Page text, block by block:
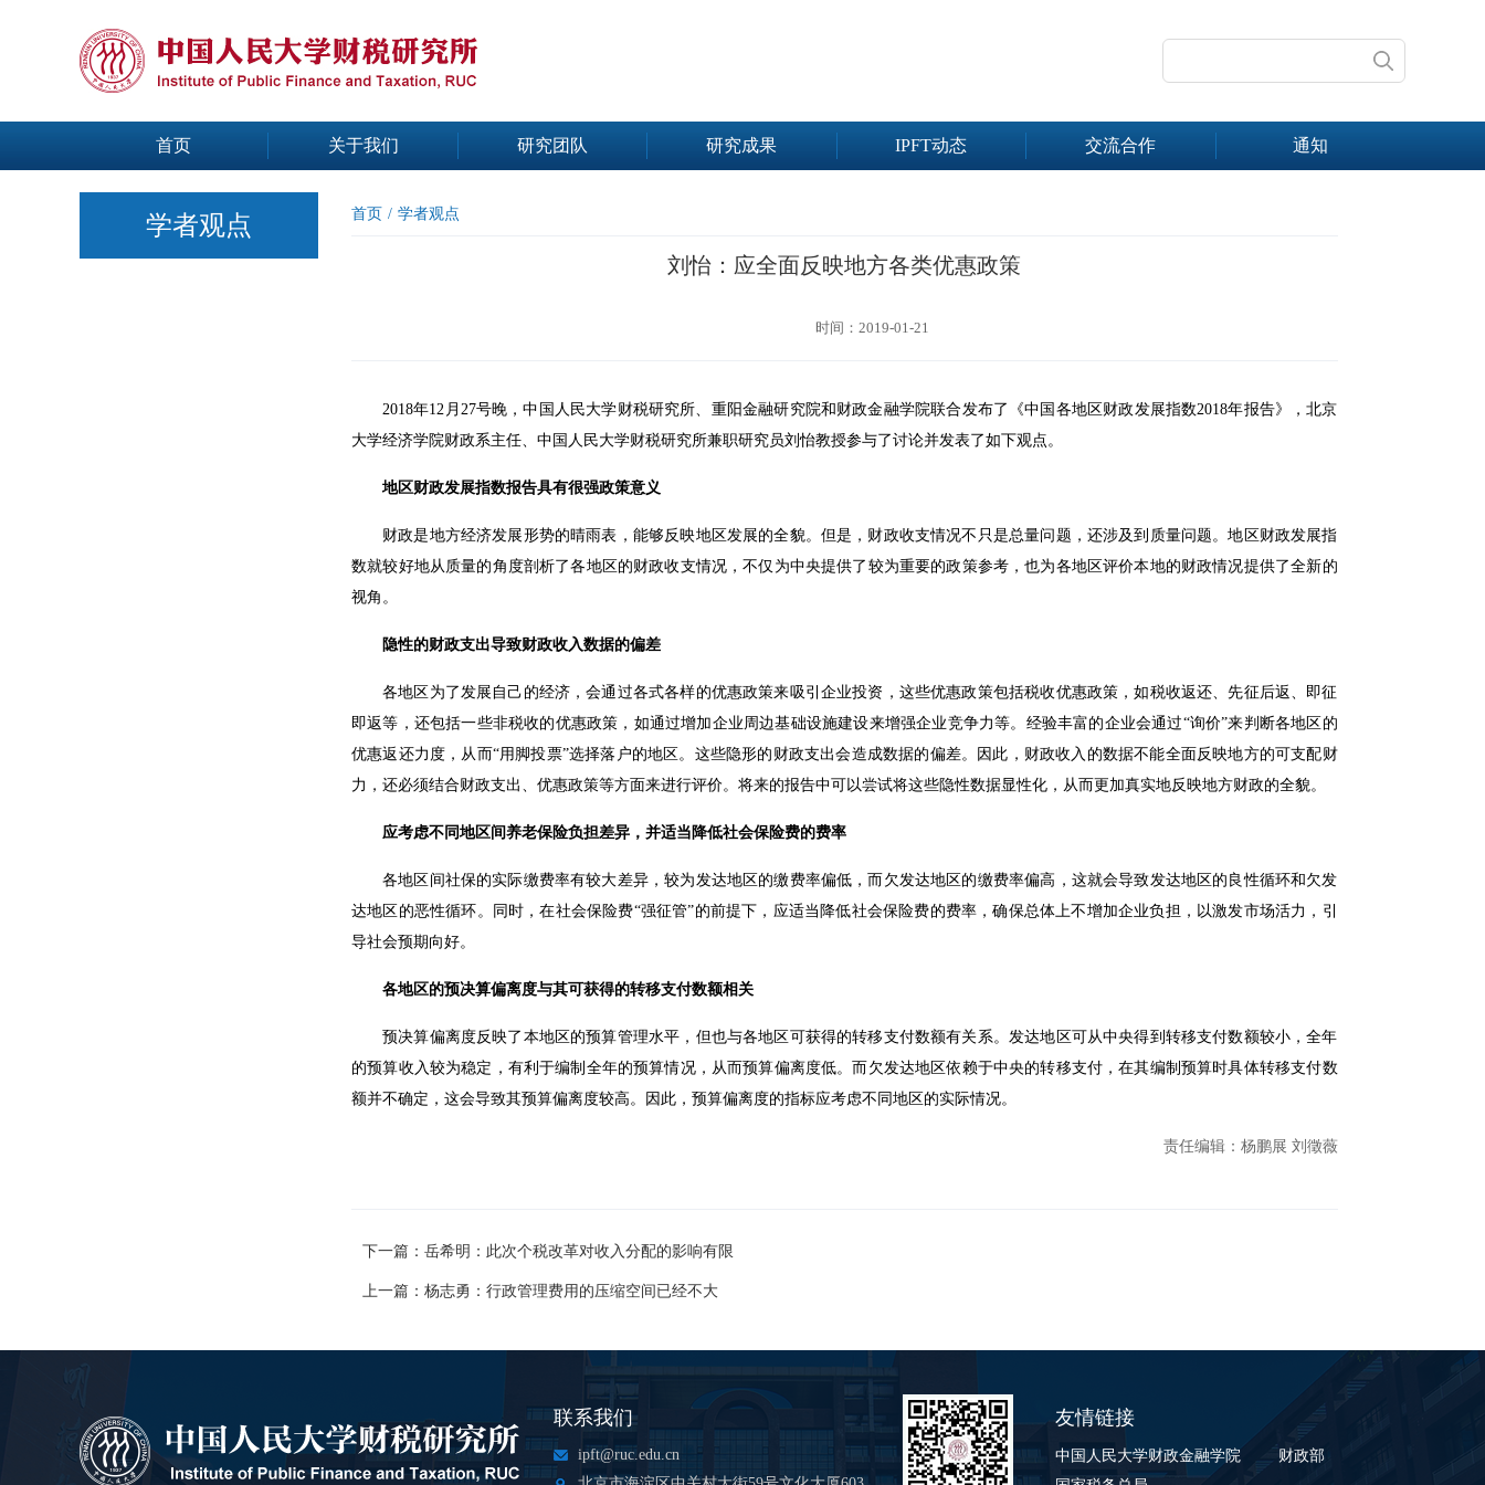
首页 关于我们 研究团队 研究成果 IPFT动态 交流合作 通知
学者观点 首页 / 学者观点
刘怡：应全面反映地方各类优惠政策
时间：2019-01-21
2018年12月27号晚，中国人民大学财税研究所、重阳金融研究院和财政金融学院联合发布了《中国各地区财政发展指数2018年报告》，北京
大学经济学院财政系主任、中国人民大学财税研究所兼职研究员刘怡教授参与了讨论并发表了如下观点。
地区财政发展指数报告具有很强政策意义
财政是地方经济发展形势的晴雨表，能够反映地区发展的全貌。但是，财政收支情况不只是总量问题，还涉及到质量问题。地区财政发展指
数就较好地从质量的角度剖析了各地区的财政收支情况，不仅为中央提供了较为重要的政策参考，也为各地区评价本地的财政情况提供了全新的
视角。
隐性的财政支出导致财政收入数据的偏差
各地区为了发展自己的经济，会通过各式各样的优惠政策来吸引企业投资，这些优惠政策包括税收优惠政策，如税收返还、先征后返、即征
即返等，还包括一些非税收的优惠政策，如通过增加企业周边基础设施建设来增强企业竞争力等。经验丰富的企业会通过“询价”来判断各地区的
优惠返还力度，从而“用脚投票”选择落户的地区。这些隐形的财政支出会造成数据的偏差。因此，财政收入的数据不能全面反映地方的可支配财
力，还必须结合财政支出、优惠政策等方面来进行评价。将来的报告中可以尝试将这些隐性数据显性化，从而更加真实地反映地方财政的全貌。
应考虑不同地区间养老保险负担差异，并适当降低社会保险费的费率
各地区间社保的实际缴费率有较大差异，较为发达地区的缴费率偏低，而欠发达地区的缴费率偏高，这就会导致发达地区的良性循环和欠发
达地区的恶性循环。同时，在社会保险费“强征管”的前提下，应适当降低社会保险费的费率，确保总体上不增加企业负担，以激发市场活力，引
导社会预期向好。
各地区的预决算偏离度与其可获得的转移支付数额相关
预决算偏离度反映了本地区的预算管理水平，但也与各地区可获得的转移支付数额有关系。发达地区可从中央得到转移支付数额较小，全年
的预算收入较为稳定，有利于编制全年的预算情况，从而预算偏离度低。而欠发达地区依赖于中央的转移支付，在其编制预算时具体转移支付数
额并不确定，这会导致其预算偏离度较高。因此，预算偏离度的指标应考虑不同地区的实际情况。
责任编辑：杨鹏展 刘徵薇
下一篇：岳希明：此次个税改革对收入分配的影响有限
上一篇：杨志勇：行政管理费用的压缩空间已经不大
联系我们
ipft@ruc.edu.cn
友情链接
中国人民大学财政金融学院
财政部